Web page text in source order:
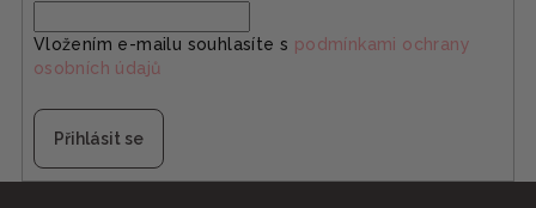
Vložením e-mailu souhlasíte s podmínkami ochrany
osobních údajů
Přihlásit se